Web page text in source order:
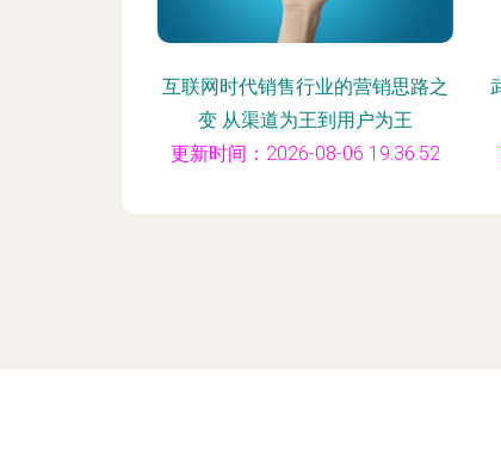
互联网时代销售行业的营销思路之
变 从渠道为王到用户为王
更新时间：2026-08-06 19:36:52